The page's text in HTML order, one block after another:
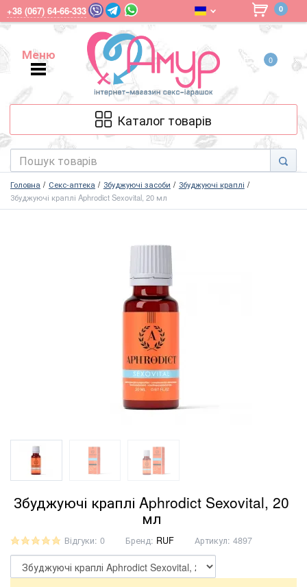
+38 (067) 64-66-333 0
Меню
Меню
0
Каталог товарів
Головна Секс-аптека Збуджуючі засоби
Збуджуючі краплі
Збуджуючі краплі Aphrodict Sexovital, 20 мл
Збуджуючі краплі Aphrodict Sexovital, 20
мл
Відгуки: 0 Бренд: RUF Артикул: 4897